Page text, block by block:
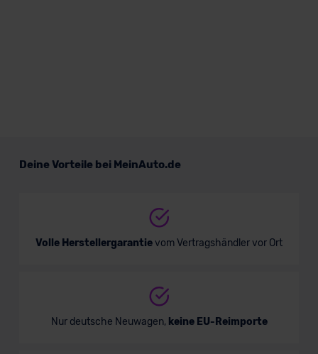
Deine Vorteile bei MeinAuto.de
Volle Herstellergarantievom Vertragshändler vor Ort
Nur deutsche Neuwagen, keine EU-Reimporte